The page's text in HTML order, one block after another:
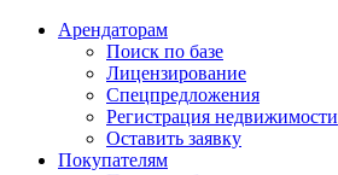
Арендаторам
Поиск по базе
Лицензирование
Спецпредложения
Регистрация недвижимости
Оставить заявку
Покупателям